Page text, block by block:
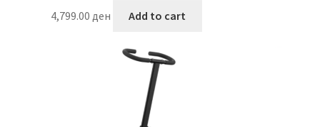
4,799.00 ден Add to cart